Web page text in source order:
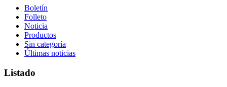
Boletín
Folleto
Noticia
Productos
Sin categoría
Últimas noticias
Listado